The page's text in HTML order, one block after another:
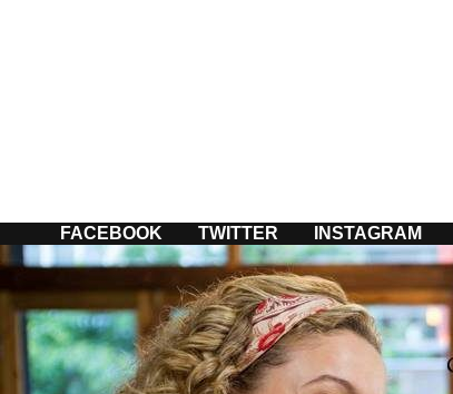
FACEBOOK TWITTER INSTAGRAM